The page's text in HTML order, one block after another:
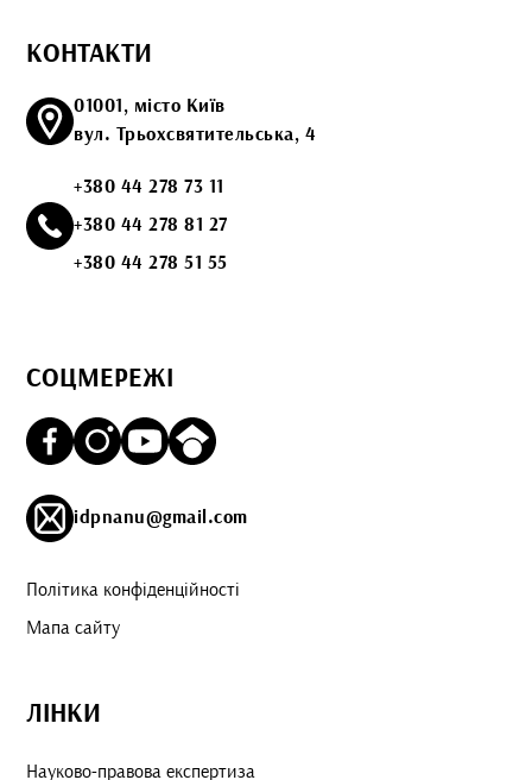
КОНТАКТИ
01001, місто Київ
вул. Трьохсвятительська, 4
+380 44 278 73 11
+380 44 278 81 27
+380 44 278 51 55
СОЦМЕРЕЖІ
idpnanu@gmail.com
Політика конфіденційності
Мапа сайту
ЛІНКИ
Науково-правова експертиза